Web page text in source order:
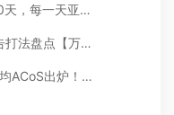
【万字总结】从0-30天，每一天亚马逊广告打造技巧真实案例细节分享
2020亚马逊站内广告打法盘点【万字好文】
22%！亚马逊最新平均ACoS出炉！这三步做好，ACoS优化差不了！